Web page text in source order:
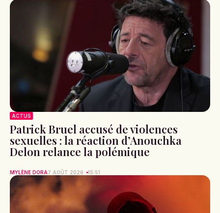
ACTUS
Patrick Bruel accusé de violences
sexuelles : la réaction d’Anouchka
Delon relance la polémique
MYLÈNE DORA7 AOÛT 2026 15:51